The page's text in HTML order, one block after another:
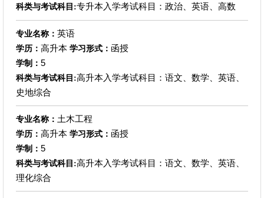
科类与考试科目:专升本入学考试科目：政治、英语、高数
专业名称： 英语
学历： 高升本 学习形式： 函授
学制： 5
科类与考试科目:高升本入学考试科目：语文、数学、英语、
史地综合
专业名称： 土木工程
学历： 高升本 学习形式： 函授
学制： 5
科类与考试科目:高升本入学考试科目：语文、数学、英语、
理化综合